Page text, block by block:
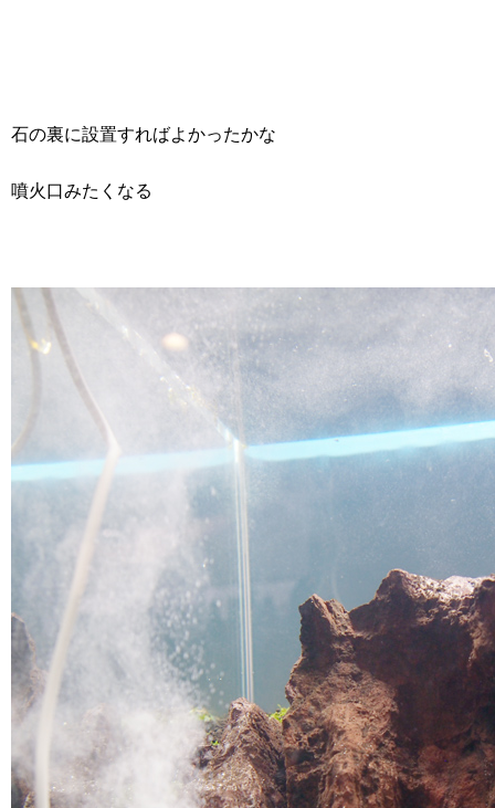
石の裏に設置すればよかったかな
噴火口みたくなる